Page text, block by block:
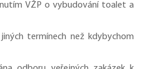
VŽP o vybudování toalet a
termínech než kdybychom